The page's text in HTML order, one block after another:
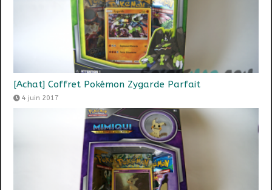
[Achat] Coffret Pokémon Zygarde Parfait
4 juin 2017